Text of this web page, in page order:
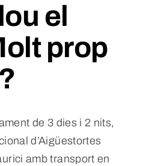
el
prop
de 3 dies i 2 nits,
d’Aigüestortes
amb transport en